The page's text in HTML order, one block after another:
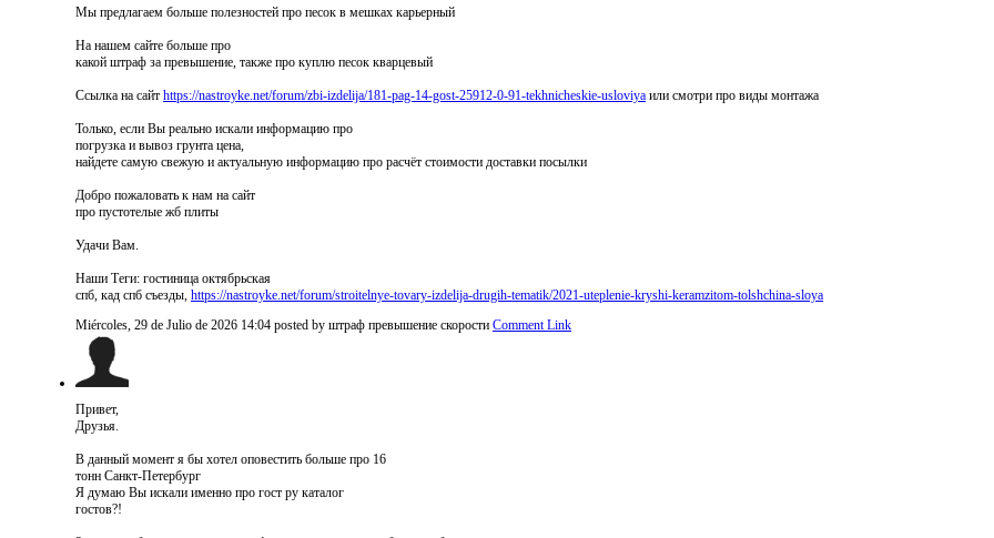
Мы предлагаем больше полезностей про песок в мешках карьерный
На нашем сайте больше про
какой штраф за превышение, также про куплю песок кварцевый
Ссылка на сайт https://nastroyke.net/forum/zbi-izdelija/181-pag-14-gost-25912-0-91-tekhnicheskie-usloviya или смотри про виды монтажа
Только, если Вы реально искали информацию про
погрузка и вывоз грунта цена,
найдете самую свежую и актуальную информацию про расчёт стоимости доставки посылки
Добро пожаловать к нам на сайт
про пустотелые жб плиты
Удачи Вам.
Наши Теги: гостиница октябрьская
спб, кад спб съезды, https://nastroyke.net/forum/stroitelnye-tovary-izdelija-drugih-tematik/2021-uteplenie-kryshi-keramzitom-tolshchina-sloya
Miércoles, 29 de Julio de 2026 14:04 posted by штраф превышение скорости Comment Link
Привет,
Друзья.
В данный момент я бы хотел оповестить больше про 16
тонн Санкт-Петербург
Я думаю Вы искали именно про гост ру каталог
гостов?!